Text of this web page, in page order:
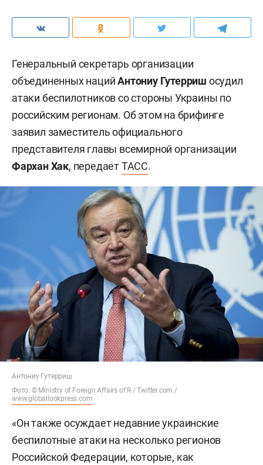
Генеральный секретарь организации
объединенных нацийАнтониу Гутерриш осудил
атаки беспилотников со стороны Украины по
российским регионам. Об этом на брифинге
заявил заместитель официального
представителя главы всемирной организации
Фархан Хак, передаетТАСС.
Антониу Гутерриш
Фото: © Ministry of Foreign Affairs of R / Twitter.com /
www.globallookpress.com
«Он также осуждает недавние украинские
беспилотные атаки на несколько регионов
Российской Федерации, которые, как